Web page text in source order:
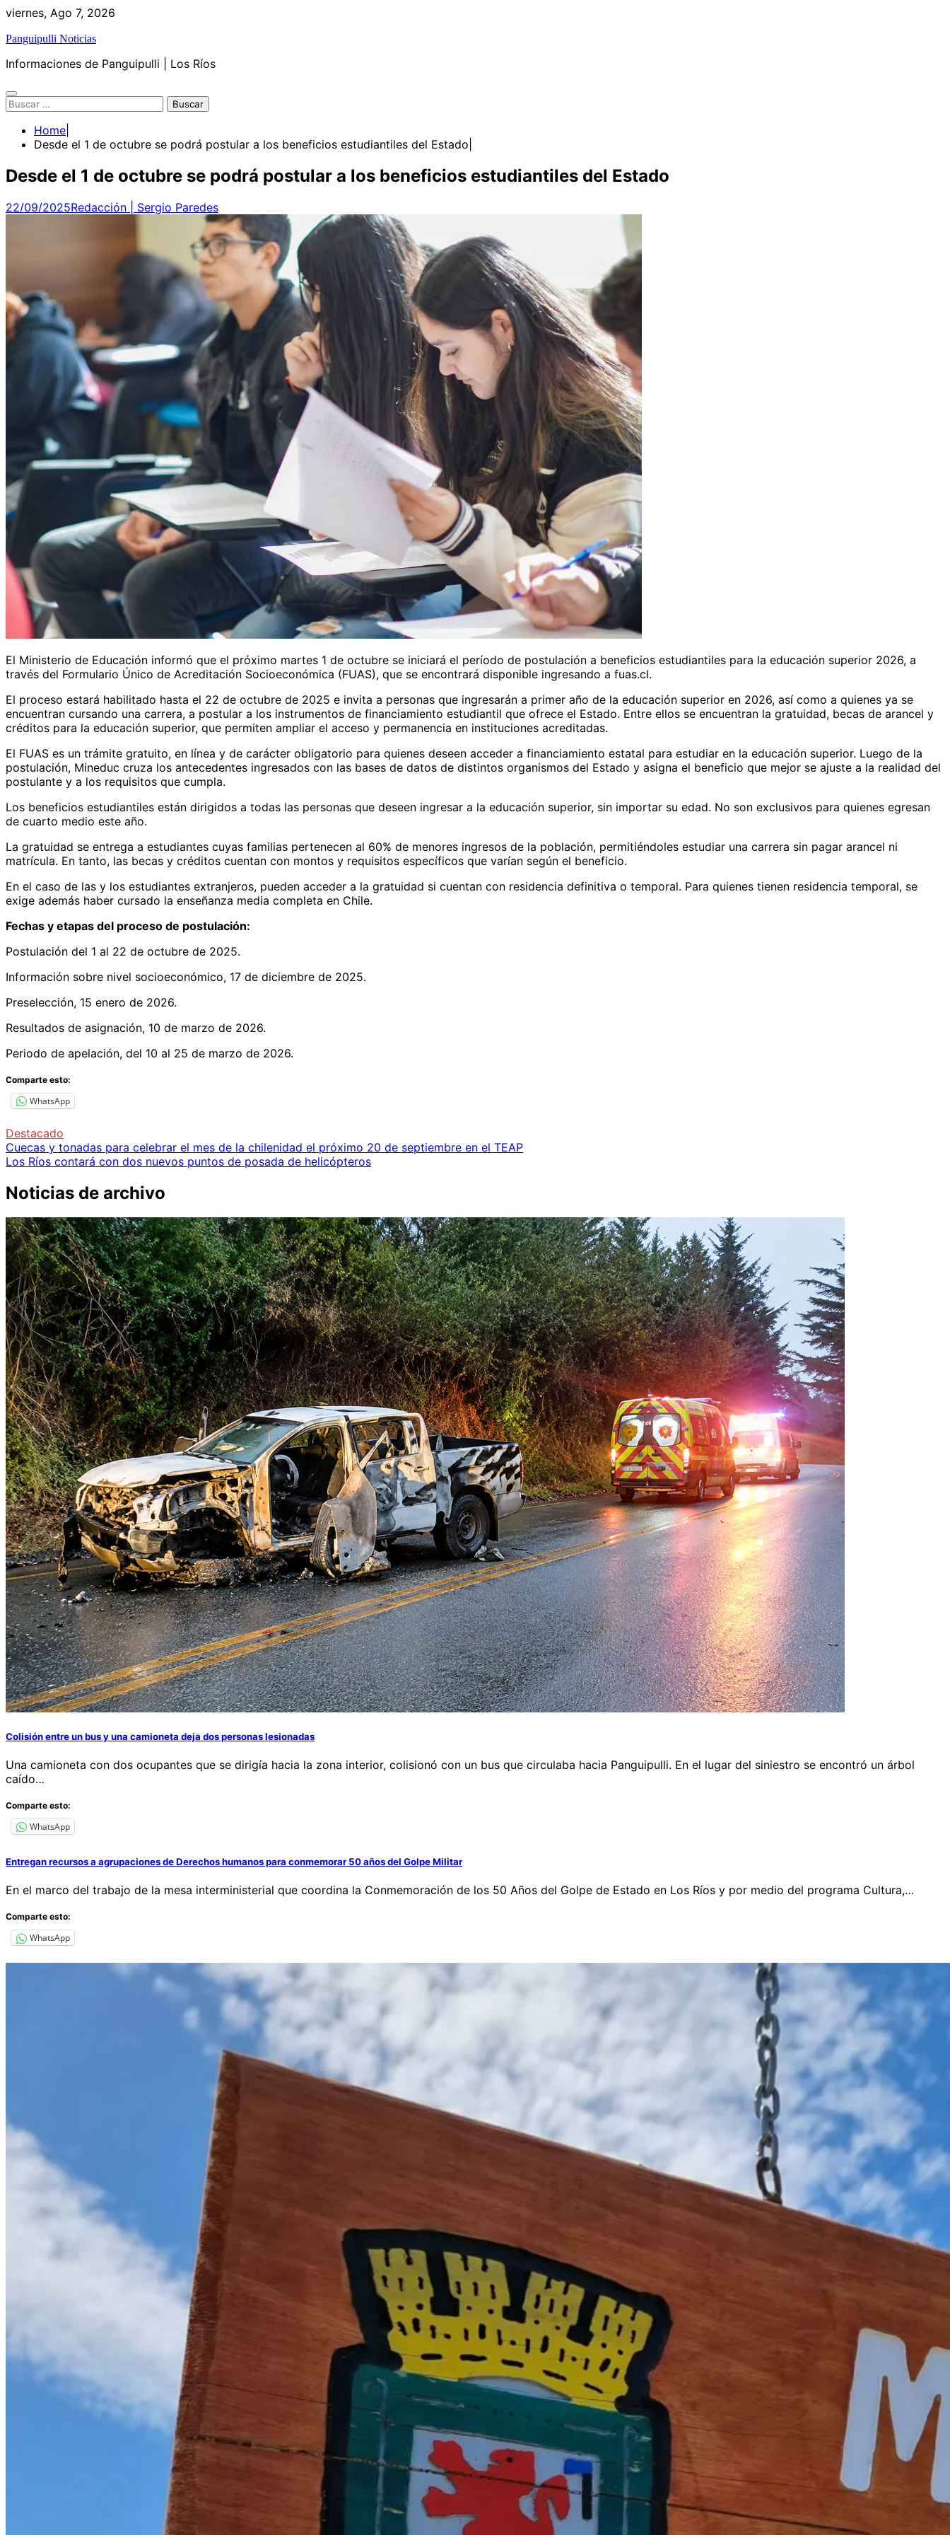
Skip
content
viernes, Ago 7, 2026
Panguipulli Noticias
Informaciones de Panguipulli | Los Ríos
Buscar:
Home
Desde el 1 de octubre se podrá postular a los beneficios estudiantiles del Estado
Desde el 1 de octubre se podrá postular a los beneficios estudiantiles del Estado
22/09/2025Redacción | Sergio Paredes
El Ministerio de Educación informó que el próximo martes 1 de octubre se iniciará el período de postulación a beneficios estudiantiles para la educación superior 2026, a
través del Formulario Único de Acreditación Socioeconómica (FUAS), que se encontrará disponible ingresando a fuas.cl.
El proceso estará habilitado hasta el 22 de octubre de 2025 e invita a personas que ingresarán a primer año de la educación superior en 2026, así como a quienes ya se
encuentran cursando una carrera, a postular a los instrumentos de financiamiento estudiantil que ofrece el Estado. Entre ellos se encuentran la gratuidad, becas de arancel y
créditos para la educación superior, que permiten ampliar el acceso y permanencia en instituciones acreditadas.
El FUAS es un trámite gratuito, en línea y de carácter obligatorio para quienes deseen acceder a financiamiento estatal para estudiar en la educación superior. Luego de la
postulación, Mineduc cruza los antecedentes ingresados con las bases de datos de distintos organismos del Estado y asigna el beneficio que mejor se ajuste a la realidad del
postulante y a los requisitos que cumpla.
Los beneficios estudiantiles están dirigidos a todas las personas que deseen ingresar a la educación superior, sin importar su edad. No son exclusivos para quienes egresan
de cuarto medio este año.
La gratuidad se entrega a estudiantes cuyas familias pertenecen al 60% de menores ingresos de la población, permitiéndoles estudiar una carrera sin pagar arancel ni
matrícula. En tanto, las becas y créditos cuentan con montos y requisitos específicos que varían según el beneficio.
En el caso de las y los estudiantes extranjeros, pueden acceder a la gratuidad si cuentan con residencia definitiva o temporal. Para quienes tienen residencia temporal, se
exige además haber cursado la enseñanza media completa en Chile.
Fechas y etapas del proceso de postulación:
Postulación del 1 al 22 de octubre de 2025.
Información sobre nivel socioeconómico, 17 de diciembre de 2025.
Preselección, 15 enero de 2026.
Resultados de asignación, 10 de marzo de 2026.
Periodo de apelación, del 10 al 25 de marzo de 2026.
Comparte esto:
WhatsApp
Destacado
Navegación
de
entradas
Cuecas y tonadas para celebrar el mes de la chilenidad el próximo 20 de septiembre en el TEAP
Los Ríos contará con dos nuevos puntos de posada de helicópteros
Noticias de archivo
Colisión entre un bus y una camioneta deja dos personas lesionadas
Una camioneta con dos ocupantes que se dirigía hacia la zona interior, colisionó con un bus que circulaba hacia Panguipulli. En el lugar del siniestro se encontró un árbol
caído…
Comparte esto:
WhatsApp
Entregan recursos a agrupaciones de Derechos humanos para conmemorar 50 años del Golpe Militar
En el marco del trabajo de la mesa interministerial que coordina la Conmemoración de los 50 Años del Golpe de Estado en Los Ríos y por medio del programa Cultura,…
Comparte esto:
WhatsApp